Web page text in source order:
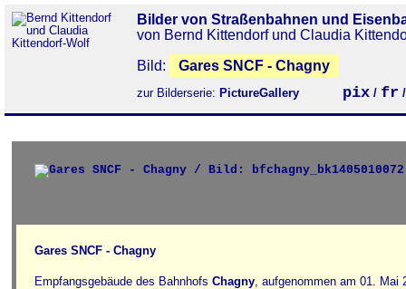
Bilder von Straßenbahnen und
von Bernd Kittendorf und Claudia
Bild:
Gares SNCF - Chagny
zur Bilderserie: PictureGallery pix / fr
Gares SNCF - Chagny
Empfangsgebäude des Bahnhofs Chagny, aufgenommen am 01. Mai